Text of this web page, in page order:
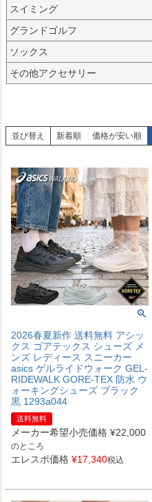
スイミング
グランドゴルフ
ソックス
その他アクセサリー
並び替え 新着順 価格が安い順
2026春夏新作 送料無料 アシッ
クス ゴアテックス シューズ メ
ンズ レディース スニーカー
asics ゲルライドウォーク GEL-
RIDEWALK GORE-TEX 防水 ウ
ォーキングシューズ ブラック
黒 1293a044
送料無料
メーカー希望小売価格 ¥22,000
のところ
エレスポ価格 ¥17,340税込